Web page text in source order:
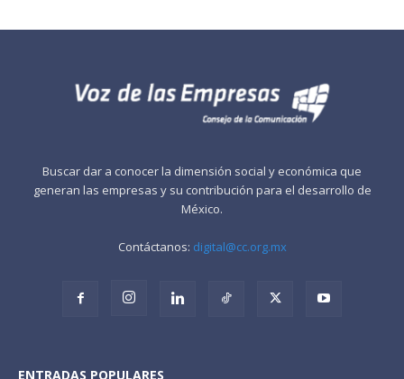
Buscar dar a conocer la dimensión social y económica que
generan las empresas y su contribución para el desarrollo de
México.
Contáctanos: digital@cc.org.mx
ENTRADAS POPULARES